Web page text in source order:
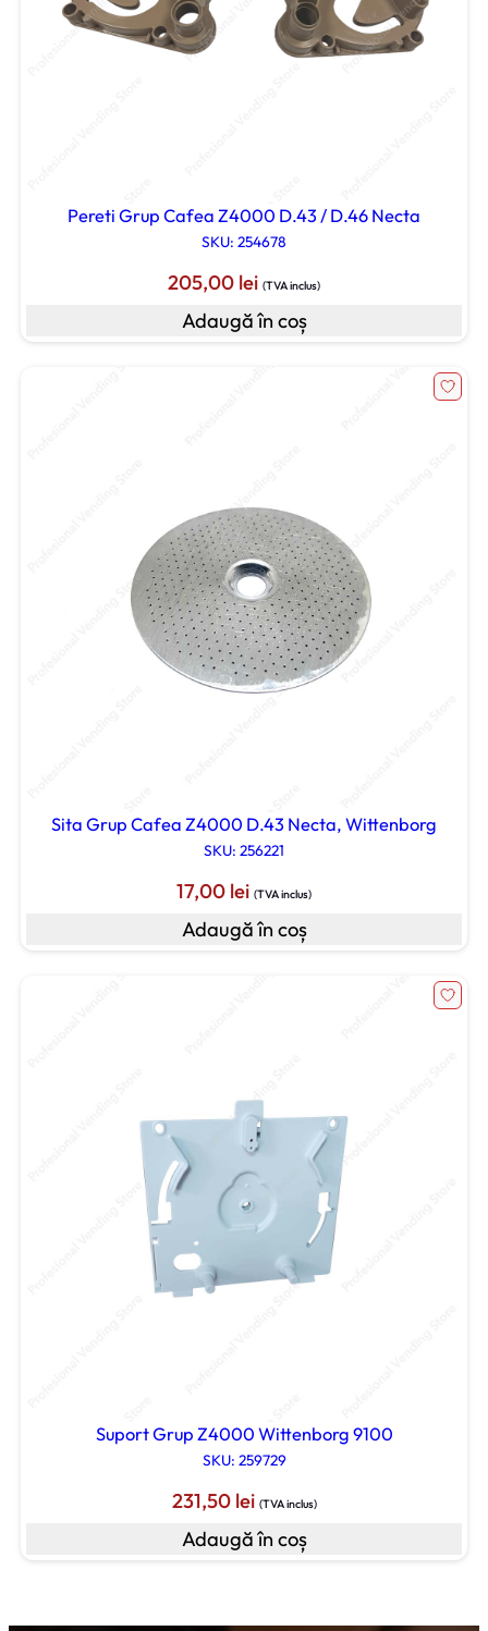
Pereti Grup Cafea Z4000 D.43 / D.46 Necta
SKU: 254678
205,00 lei (TVA inclus)
Adaugă în coș
Sita Grup Cafea Z4000 D.43 Necta, Wittenborg
SKU: 256221
17,00 lei (TVA inclus)
Adaugă în coș
Suport Grup Z4000 Wittenborg 9100
SKU: 259729
231,50 lei (TVA inclus)
Adaugă în coș